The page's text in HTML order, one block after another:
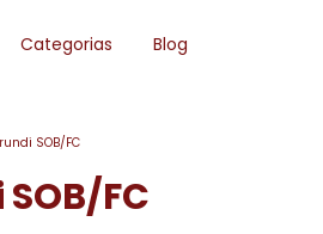
Categorias Blog
SOB/FC
FC